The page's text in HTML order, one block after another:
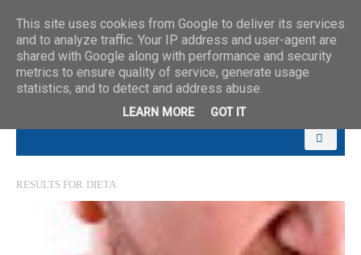
RESULTS FOR DIETA
This site uses cookies from Google to deliver its services
and to analyze traffic. Your IP address and user-agent are
shared with Google along with performance and security
metrics to ensure quality of service, generate usage
statistics, and to detect and address abuse.
LEARN MORE GOT IT